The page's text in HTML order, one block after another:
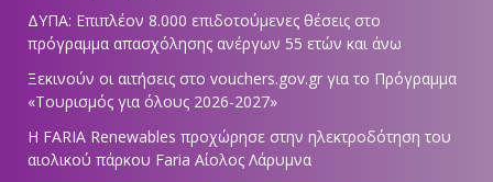
ΔΥΠΑ: Επιπλέον 8.000 επιδοτούμενες θέσεις στο
πρόγραμμα απασχόλησης ανέργων 55 ετών και άνω
Ξεκινούν οι αιτήσεις στο vouchers.gov.gr για το Πρόγραμμα
«Τουρισμός για όλους 2026-2027»
Η FARIA Renewables προχώρησε στην ηλεκτροδότηση του
αιολικού πάρκου Faria Αίολος Λάρυμνα